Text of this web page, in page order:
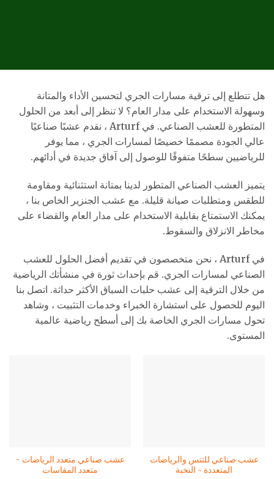
هل تتطلع إلى ترقية مسارات الجري لتحسين الأداء والمتانة
وسهولة الاستخدام على مدار العام؟ لا تنظر إلى أبعد من الحلول
المتطورة للعشب الصناعي. في Arturf ، نقدم عشبًا صناعيًا
عالي الجودة مصممًا خصيصًا لمسارات الجري ، مما يوفر
للرياضيين سطحًا متفوقًا للوصول إلى آفاق جديدة في أدائهم.
يتميز العشب الصناعي المتطور لدينا بمتانة استثنائية ومقاومة
للطقس ومتطلبات صيانة قليلة. مع عشب الجنزير الخاص بنا ،
يمكنك الاستمتاع بقابلية الاستخدام على مدار العام والقضاء على
مخاطر الانزلاق والسقوط.
في Arturf ، نحن متخصصون في تقديم أفضل الحلول للعشب
الصناعي لمسارات الجري. قم بإحداث ثورة في منشأتك الرياضية
من خلال الترقية إلى عشب حلبات السباق الأكثر حداثة. اتصل بنا
اليوم للحصول على استشارة الخبراء وخدمات التثبيت ، وشاهد
تحول مسارات الجري الخاصة بك إلى أسطح رياضية عالمية
المستوى.
عشب صناعي للتنس والرياضات
المتعددة - النخبة
عشب صناعي متعدد الرياضات -
متعدد المقاسات